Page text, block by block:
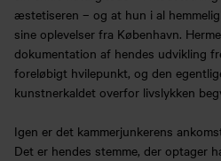
æstetiseren – og at hun i al
sine oplevelser fra København.
dokumentation af hendes udvikling
foreløbigt hvilepunkt, og den
kunstnerkaldet overfor livslykken
Igen er det kammerjunkerens
Det er hendes stemme, der optager